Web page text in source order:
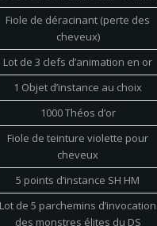
Fiole de déracinant (perte des
cheveux)
Lot de 3 clefs d’animation en or
1 Objet d’instance au choix
1000 Théos d’or
Fiole de teinture violette pour
cheveux
5 points d’instance SH HM
Lot de 5 parchemins d’invocation
des monstres élites du DS